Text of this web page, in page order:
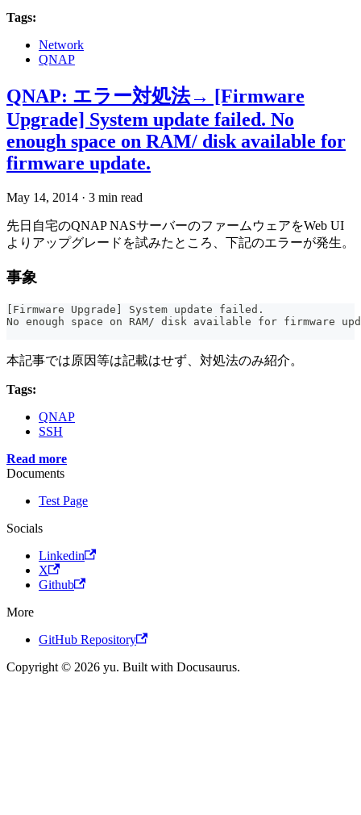
Tags:
Network
QNAP
QNAP: エラー対処法→ [Firmware
Upgrade] System update failed. No
enough space on RAM/ disk available for
firmware update.
May 14, 2014 · 3 min read
先日自宅のQNAP NASサーバーのファームウェアをWeb UI
よりアップグレードを試みたところ、下記のエラーが発生。
事象
[Firmware Upgrade] System update failed.
No enough space on RAM/ disk available for firmware
本記事では原因等は記載はせず、対処法のみ紹介。
Tags:
QNAP
SSH
Read more
Documents
Test Page
Socials
Linkedin
X
Github
More
GitHub Repository
Copyright © 2026 yu. Built with Docusaurus.